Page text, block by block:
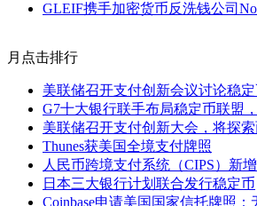
GLEIF携手加密货币反洗钱公司
月点击排行
美联储召开支付创新会议讨论稳
G7十大银行联手布局稳定币联盟
美联储召开支付创新大会，将探
Thunes获美国全境支付牌照
人民币跨境支付系统（CIPS）新
日本三大银行计划联合发行稳定币
Coinbase申请美国国家信托牌照